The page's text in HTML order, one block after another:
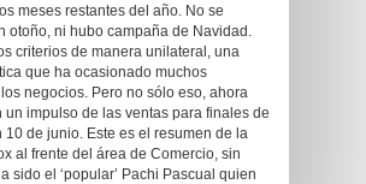
meses restantes del año. No se
otoño, ni hubo campaña de Navidad.
criterios de manera unilateral, una
que ha ocasionado muchos
negocios. Pero no sólo eso, ahora
un impulso de las ventas para finales de
10 de junio. Este es el resumen de la
al frente del área de Comercio, sin
sido el ‘popular’ Pachi Pascual quien